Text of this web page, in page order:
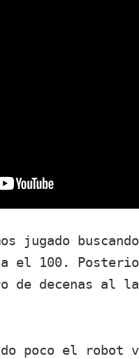
jugado
el 100.
de decenas al
poco el robot